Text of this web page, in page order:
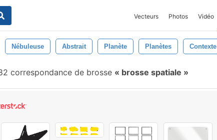
Vecteurs Photos Vidéo
Nébuleuse Abstrait Planète Planètes Contexte
correspondance de brosse brosse spatiale